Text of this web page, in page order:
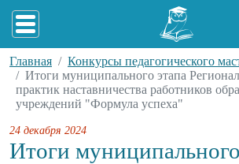
Главная
Конкурсы педагогического
Итоги муниципального этапа
практик наставничества работников
учреждений "Формула успеха"
24 декабря 2024
Итоги